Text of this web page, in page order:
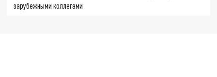
зарубежными коллегами